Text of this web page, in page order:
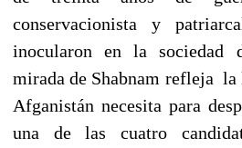
conservacionista y
inocularon en la sociedad
mirada de Shabnam refleja la
Afganistán necesita para
una de las cuatro